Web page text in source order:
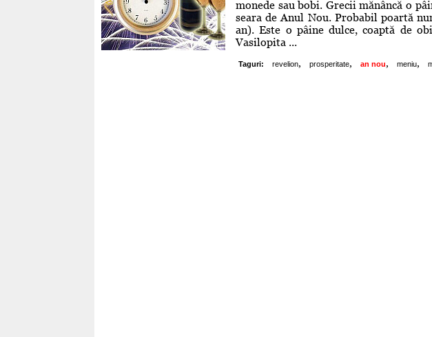
monede sau bobi. Grecii mănâncă o
seara de Anul Nou. Probabil poartă
an). Este o pâine dulce, coaptă de
Vasilopita ...
Taguri: revelion, prosperitate, an nou, meniu,